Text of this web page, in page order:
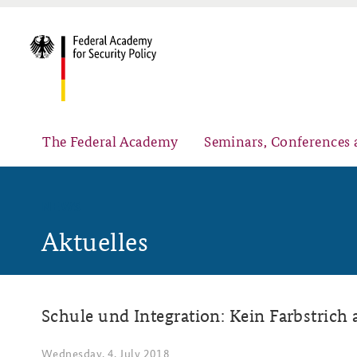
The Federal Academy
Advisory Board
Seminars, Conferences
Security Policy Course for Senior Officials
Aktuelles
Schule und Integration: Kein Farbstrich
Wednesday, 4. July 2018